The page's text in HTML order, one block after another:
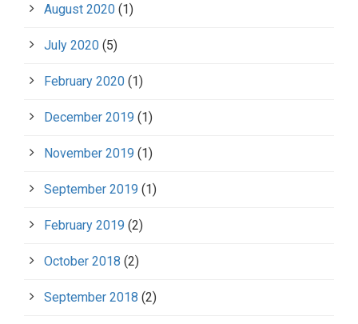
August 2020 (1)
July 2020 (5)
February 2020 (1)
December 2019 (1)
November 2019 (1)
September 2019 (1)
February 2019 (2)
October 2018 (2)
September 2018 (2)